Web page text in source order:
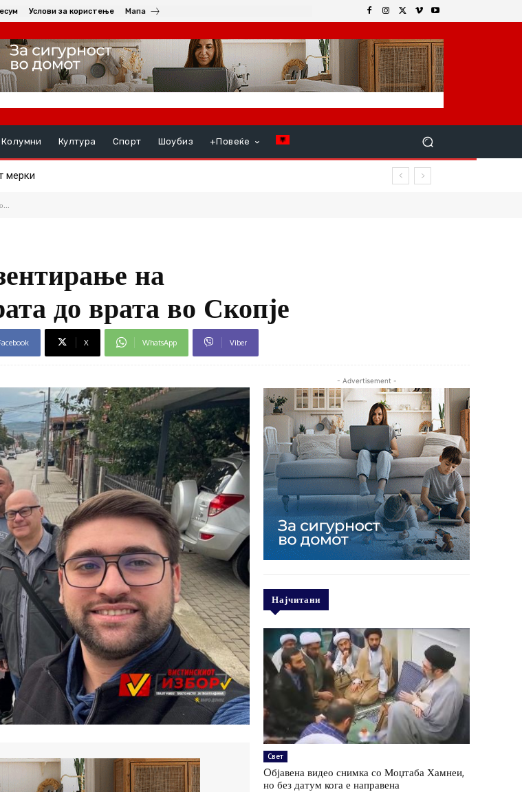
Услови за користење Мапа
Колумни Култура Спорт Шоубиз +Повеќе
презема Асвел
на
до врата во Скопје
X WhatsApp Viber
- Advertisement -
Најчитани
Свет
Oбјавена видео снимка со Моџтаба Хамнеи,
но без датум кога е направена